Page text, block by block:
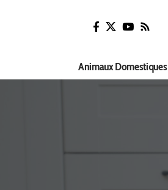
Animaux Domestiques